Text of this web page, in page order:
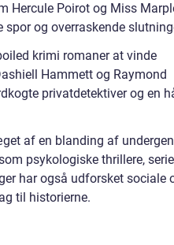
Hercule Poirot og Miss
og overraskende
krimi romaner at vinde
Hammett og Raymond
privatdetektiver og en
af en blanding af
psykologiske thrillere,
har også udforsket sociale
til historierne.